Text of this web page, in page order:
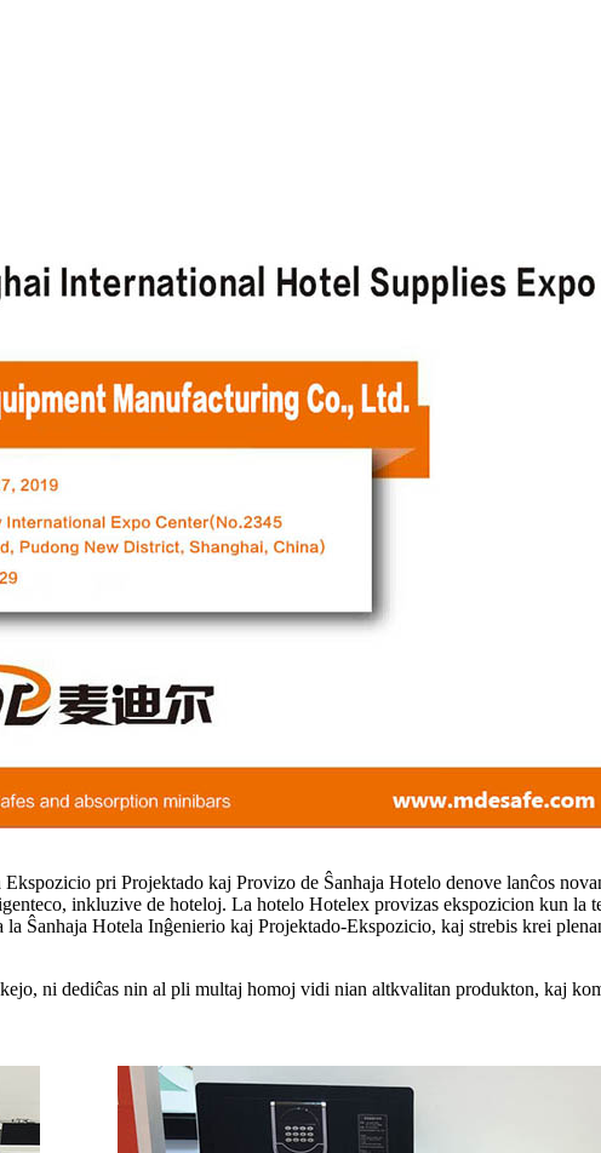
pri Projektado kaj Provizo de Ŝanhaja Hotelo denove lanĉos
inkluzive de hoteloj. La hotelo Hotelex provizas ekspozicion kun la
Ŝanhaja Hotela Inĝenierio kaj Projektado-Ekspozicio, kaj strebis krei
ni dediĉas nin al pli multaj homoj vidi nian altkvalitan produkton, kaj